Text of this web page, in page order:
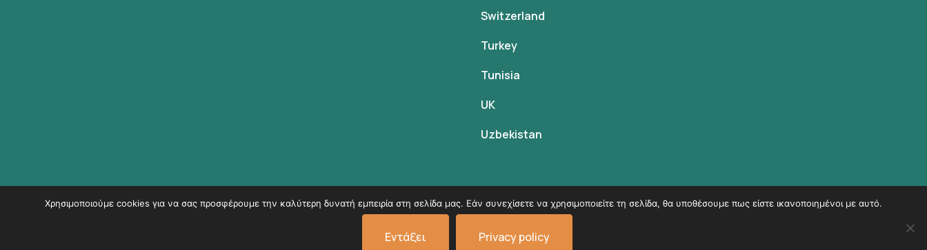
Switzerland
Turkey
Tunisia
UK
Uzbekistan
© Copyright 2026VK Travel by Victoria Kokka.
Όροι χρήσης
Χρησιμοποιούμε cookies για να σας προσφέρουμε την καλύτερη δυνατή εμπειρία στη σελίδα μας. Εάν συνεχίσετε να χρησιμοποιείτε τη σελίδα, θα υποθέσουμε πως είστε ικανοποιημένοι με αυτό.
Εντάξει Privacy policy